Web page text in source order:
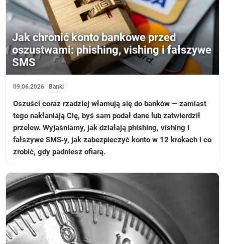
Jak chronić konto bankowe przed
oszustwami: phishing, vishing i fałszywe
SMS
09.06.2026 Banki
Oszuści coraz rzadziej włamują się do banków — zamiast
tego nakłaniają Cię, byś sam podał dane lub zatwierdził
przelew. Wyjaśniamy, jak działają phishing, vishing i
fałszywe SMS‑y, jak zabezpieczyć konto w 12 krokach i co
zrobić, gdy padniesz ofiarą.